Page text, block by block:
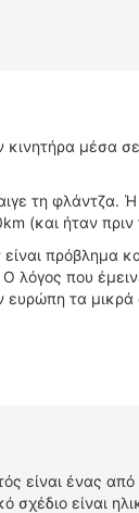
μέσα
τη φλάντζα.
(και ήταν
πρόβλημα
λόγος που
ευρώπη τα
είναι ένας
σχέδιο είναι